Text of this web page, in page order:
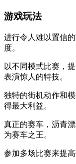
游戏玩法
进行令人难以置信
度。
以不同模式比赛，
表演惊人的特技。
独特的街机动作和
得最大利益。
真正的赛车，沥青
为赛车之王。
参加多场比赛来提